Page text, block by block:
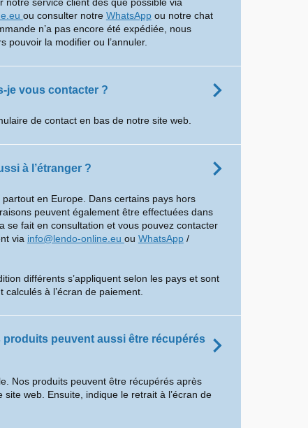
ou consulter notre WhatsAppou notre chat
n’a pas encore été expédiée, nous
pouvoir la modifier ou l’annuler.
je vous contacter ?
de contact en bas de notre site web.
à l’étranger ?
en Europe. Dans certains pays hors
peuvent également être effectuées dans
se fait en consultation et vous pouvez contacter
via info@lendo-online.eu ou WhatsApp/
différents s’appliquent selon les pays et sont
calculés à l’écran de paiement.
produits peuvent aussi être récupérés
Nos produits peuvent être récupérés après
site web. Ensuite, indique le retrait à l’écran de